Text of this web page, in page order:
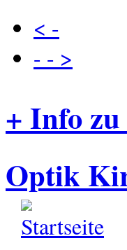
< -
- - >
+ Info
Optik